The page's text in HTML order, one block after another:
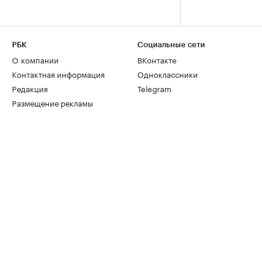
РБК
О компании
Контактная информация
Редакция
Размещение рекламы
Социальные сети
ВКонтакте
Одноклассники
Telegram